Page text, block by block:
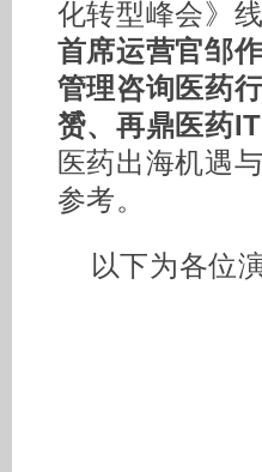
化转型峰会》
首席运营官邹
管理咨询医药
赟、再鼎医药
医药出海机遇
参考。
以下为各位